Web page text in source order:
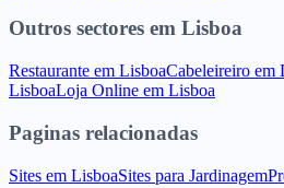
Outros sectores em Lisboa
Restaurante em LisboaCabeleireiro em
LisboaLoja Online em Lisboa
Paginas relacionadas
Sites em LisboaSites para Jardinagem